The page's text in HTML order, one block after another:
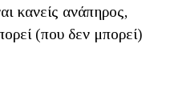
κανείς ανάπηρος,
(που δεν μπορεί)